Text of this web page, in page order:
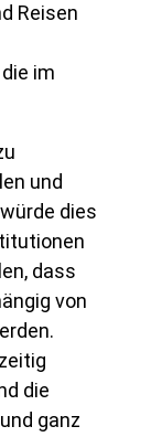
Reisen
im
und
dies
dass
von
die
ganz